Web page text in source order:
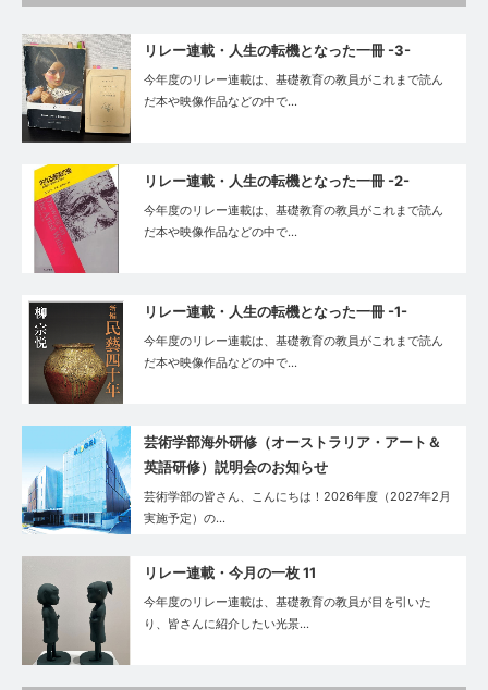
リレー連載・人生の転機となった一冊 -3-
今年度のリレー連載は、基礎教育の教員がこれまで読ん
だ本や映像作品などの中で…
リレー連載・人生の転機となった一冊 -2-
今年度のリレー連載は、基礎教育の教員がこれまで読ん
だ本や映像作品などの中で…
リレー連載・⼈⽣の転機となった⼀冊 -1-
今年度のリレー連載は、基礎教育の教員がこれまで読ん
だ本や映像作品などの中で…
芸術学部海外研修（オーストラリア・アート＆
英語研修）説明会のお知らせ
芸術学部の皆さん、こんにちは！2026年度（2027年2月
実施予定）の…
リレー連載・今月の一枚 11
今年度のリレー連載は、基礎教育の教員が目を引いた
り、皆さんに紹介したい光景…